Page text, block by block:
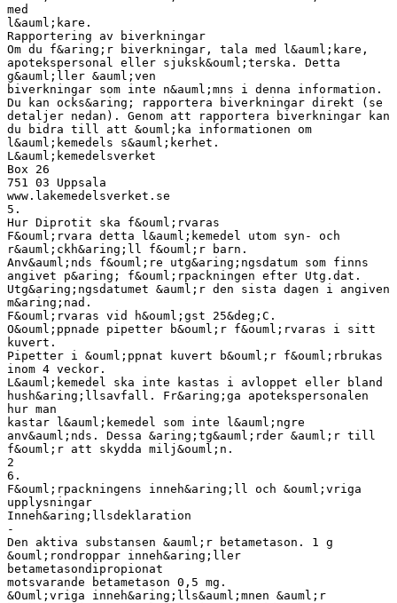
med
l&auml;kare.
Rapportering av biverkningar
Om du f&aring;r biverkningar, tala med l&auml;kare,
apotekspersonal eller sjuksk&ouml;terska. Detta
g&auml;ller &auml;ven
biverkningar som inte n&auml;mns i denna information.
Du kan ocks&aring; rapportera biverkningar direkt (se
detaljer nedan). Genom att rapportera biverkningar kan
du bidra till att &ouml;ka informationen om
l&auml;kemedels s&auml;kerhet.
L&auml;kemedelsverket
Box 26
751 03 Uppsala
www.lakemedelsverket.se
5.
Hur Diprotit ska f&ouml;rvaras
F&ouml;rvara detta l&auml;kemedel utom syn- och
r&auml;ckh&aring;ll f&ouml;r barn.
Anv&auml;nds f&ouml;re utg&aring;ngsdatum som finns
angivet p&aring; f&ouml;rpackningen efter Utg.dat.
Utg&aring;ngsdatumet &auml;r den sista dagen i angiven
m&aring;nad.
F&ouml;rvaras vid h&ouml;gst 25&deg;C.
O&ouml;ppnade pipetter b&ouml;r f&ouml;rvaras i sitt
kuvert.
Pipetter i &ouml;ppnat kuvert b&ouml;r f&ouml;rbrukas
inom 4 veckor.
L&auml;kemedel ska inte kastas i avloppet eller bland
hush&aring;llsavfall. Fr&aring;ga apotekspersonalen
hur man
kastar l&auml;kemedel som inte l&auml;ngre
anv&auml;nds. Dessa &aring;tg&auml;rder &auml;r till
f&ouml;r att skydda milj&ouml;n.
2
6.
F&ouml;rpackningens inneh&aring;ll och &ouml;vriga
upplysningar
Inneh&aring;llsdeklaration
-
Den aktiva substansen &auml;r betametason. 1 g
&ouml;rondroppar inneh&aring;ller
betametasondipropionat
motsvarande betametason 0,5 mg.
&Ouml;vriga inneh&aring;lls&auml;mnen &auml;r